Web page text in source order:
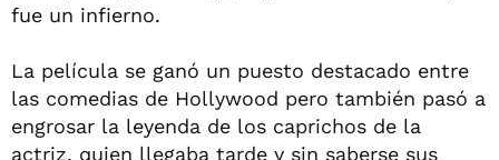
fue un infierno.
La película se ganó un puesto destacado entre
las comedias de Hollywood pero también pasó a
engrosar la leyenda de los caprichos de la
actriz, quien llegaba tarde y sin saberse sus